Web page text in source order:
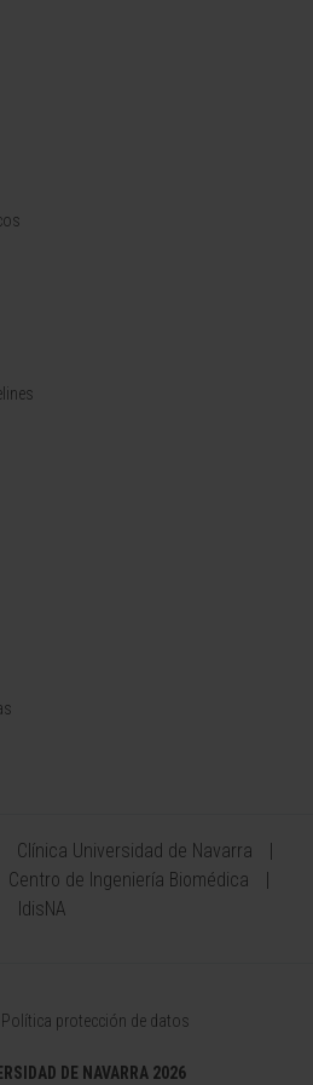
Clínica Universidad de Navarra
Centro de Ingeniería Biomédica
IdisNA
Política protección de datos
DE NAVARRA 2026